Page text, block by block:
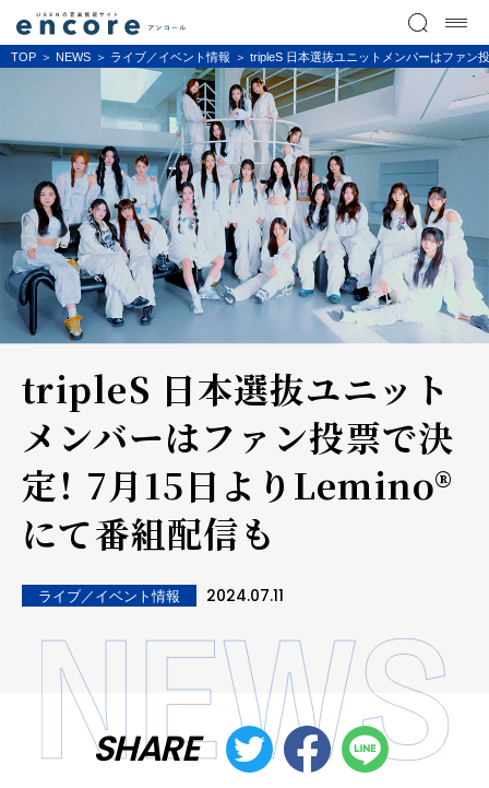
TOP NEWS ライブ／イベント情報 tripleS 日本選抜ユニットメンバーはファン
tripleS 日本選抜ユニット
メンバーはファン投票で決
定！ 7月15日よりLemino®
にて番組配信も
ライブ／イベント情報 2024.07.11
SHARE